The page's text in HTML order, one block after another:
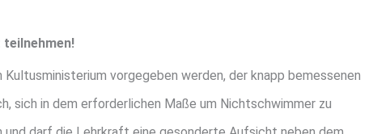
vorgegeben werden, der knapp bemessenen
sich in dem erforderlichen Maße um Nichtschwimmer zu